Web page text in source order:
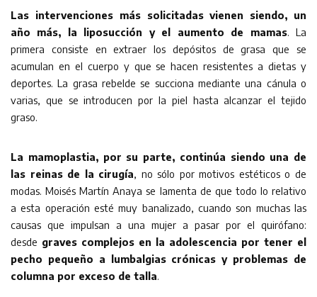
Las intervenciones más solicitadas vienen siendo, un
año más, la liposucción y el aumento de mamas. La
primera consiste en extraer los depósitos de grasa que se
acumulan en el cuerpo y que se hacen resistentes a dietas y
deportes. La grasa rebelde se succiona mediante una cánula o
varias, que se introducen por la piel hasta alcanzar el tejido
graso.
La mamoplastia, por su parte, continúa siendo una de
las reinas de la cirugía, no sólo por motivos estéticos o de
modas. Moisés Martín Anaya se lamenta de que todo lo relativo
a esta operación esté muy banalizado, cuando son muchas las
causas que impulsan a una mujer a pasar por el quirófano:
desde graves complejos en la adolescencia por tener el
pecho pequeño a lumbalgias crónicas y problemas de
columna por exceso de talla.